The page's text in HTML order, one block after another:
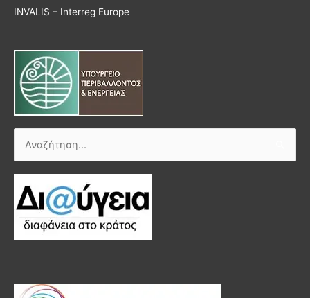
INVALIS – Interreg Europe
Αναζήτηση